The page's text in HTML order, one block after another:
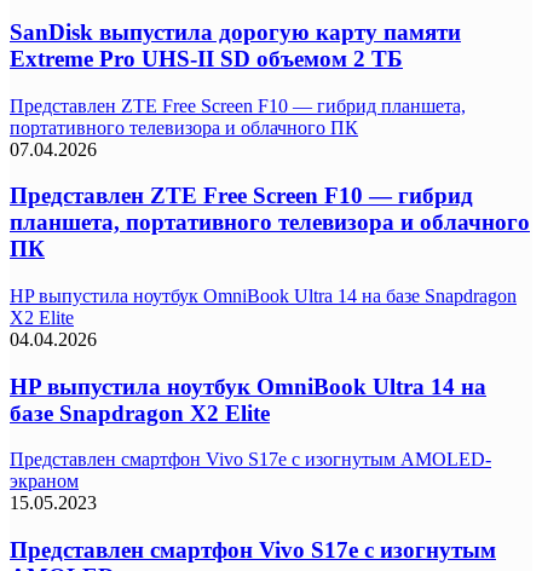
SanDisk выпустила дорогую карту памяти
Extreme Pro UHS-II SD объемом 2 ТБ
Представлен ZTE Free Screen F10 — гибрид планшета,
портативного телевизора и облачного ПК
07.04.2026
Представлен ZTE Free Screen F10 — гибрид
планшета, портативного телевизора и облачного
ПК
HP выпустила ноутбук OmniBook Ultra 14 на базе Snapdragon
X2 Elite
04.04.2026
HP выпустила ноутбук OmniBook Ultra 14 на
базе Snapdragon X2 Elite
Представлен смартфон Vivo S17e с изогнутым AMOLED-
экраном
15.05.2023
Представлен смартфон Vivo S17e с изогнутым